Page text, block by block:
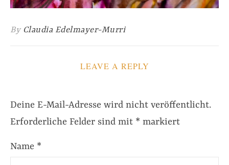
By Claudia Edelmayer-Murri
LEAVE A REPLY
Deine E-Mail-Adresse wird nicht veröffentlicht.
Erforderliche Felder sind mit * markiert
Name *